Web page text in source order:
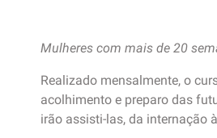
Mulheres com mais de 20
Realizado mensalmente, o
acolhimento e preparo das
irão assisti-las, da internação